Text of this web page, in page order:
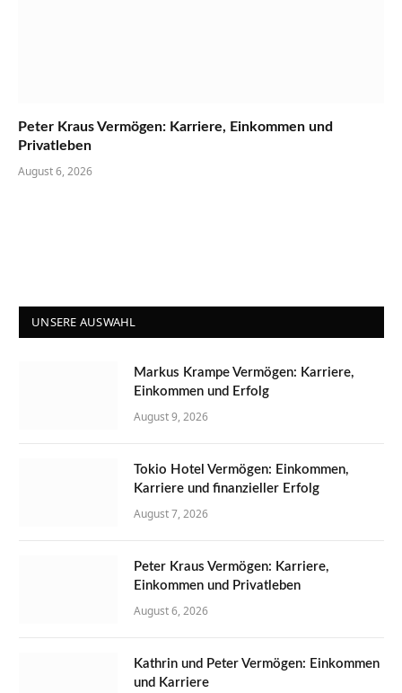
Peter Kraus Vermögen: Karriere, Einkommen und
Privatleben
August 6, 2026
UNSERE AUSWAHL
Markus Krampe Vermögen: Karriere,
Einkommen und Erfolg
August 9, 2026
Tokio Hotel Vermögen: Einkommen,
Karriere und finanzieller Erfolg
August 7, 2026
Peter Kraus Vermögen: Karriere,
Einkommen und Privatleben
August 6, 2026
Kathrin und Peter Vermögen: Einkommen
und Karriere